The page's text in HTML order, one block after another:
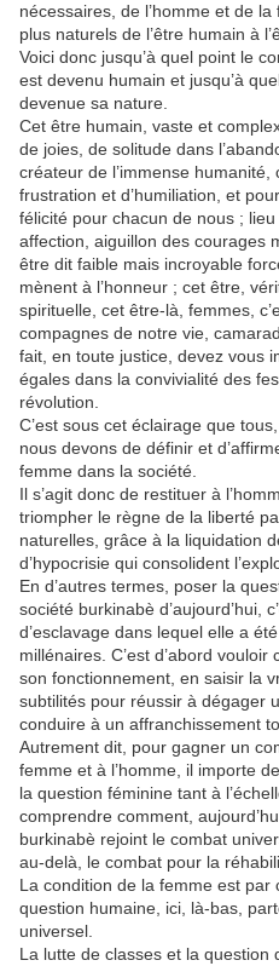
nécessaires, de l’homme et de
plus naturels de l’être humain à
Voici donc jusqu’à quel point le
est devenu humain et jusqu’à
devenue sa nature.
Cet être humain, vaste et
de joies, de solitude dans
créateur de l’immense
frustration et d’humiliation, et
félicité pour chacun de nous ;
affection, aiguillon des courages
être dit faible mais incroyable
mènent à l’honneur ; cet être,
spirituelle, cet être-là, femmes,
compagnes de notre vie,
fait, en toute justice, devez vous
égales dans la convivialité des
révolution.
C’est sous cet éclairage que
nous devons de définir et
femme dans la société.
Il s’agit donc de restituer à
triompher le règne de la liberté
naturelles, grâce à la liquidation
d’hypocrisie qui consolident
En d’autres termes, poser la
société burkinabè d’aujourd’hui,
d’esclavage dans lequel elle a
millénaires. C’est d’abord
son fonctionnement, en saisir la
subtilités pour réussir à dégager
conduire à un affranchissement
Autrement dit, pour gagner un
femme et à l’homme, il importe
la question féminine tant à
comprendre comment,
burkinabè rejoint le combat
au-delà, le combat pour la
La condition de la femme est
question humaine, ici, là-bas,
universel.
La lutte de classes et la question